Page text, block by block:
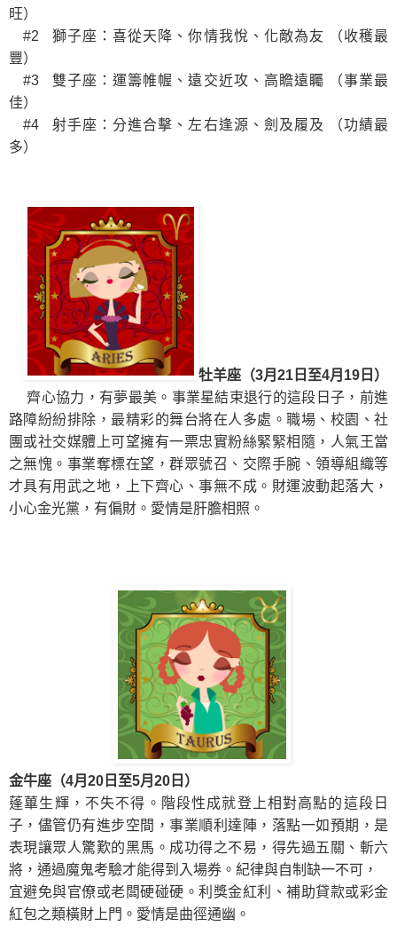
旺）
#2獅子座：喜從天降、你情我悅、化敵為友
（收穫最
豐）
#3雙子座：運籌帷幄、遠交近攻、高瞻遠矚
（事業最
佳）
#4射手座：分進合擊、左右逢源、劍及履及
（功績最
多）
牡羊座（3月21日至4月19日）
齊心協力，有夢最美。 事業星結束退行的這段日子，前進
路障紛紛排除，最精彩的舞台將在人多處。職場、校園、社
團或社交媒體上可望擁有一票忠實粉絲緊緊相隨， 人氣王當
之無愧。事業奪標在望，群眾號召、交際手腕 、領導組織等
才具有用武之地 ，上下齊心、事無不成。財運波動起落大，
小心金光黨，有偏財。愛情是肝膽相照。
金牛座（4月20日至5月20日）
蓬蓽生輝，不失不得。階段性成就登上相對高點的這段日
子，儘管仍有進步空間，事業順利達陣，落點一如預期，是
表現讓眾人驚歎的黑馬。成功得之不易，得先過五關、斬六
將，通過魔鬼考驗才能得到入場券。紀律與自制缺一不可，
宜避免與官僚或老闆硬碰硬。利獎金紅利、補助貸款或彩金
紅包之類橫財上門。 愛情是曲徑通幽。